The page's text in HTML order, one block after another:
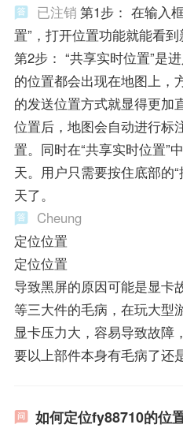
已注销 第1步： 在输入
置”，打开位置功能就能看到
第2步： “共享实时位置”是
的位置都会出现在地图上，
的发送位置方式就显得更加
位置后，地图会自动进行标
置。同时在“共享实时位置”
天。用户只需要按住底部的
天了。
Cheung
定位位置
定位位置
导致黑屏的原因可能是显卡
等三大件的毛病，在玩大型
显卡压力大，容易导致故障
要以上部件本身有毛病了还
如何定位fy88710的位